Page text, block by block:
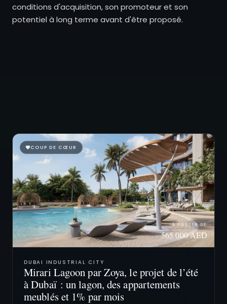
conditions d'acquisition, son promoteur et son
potentiel à long terme avant d'être proposé.
COUP DE CŒUR
À PARTIR DE
565 000 AED
DUBAI INDUSTRIAL CITY
Mirari Lagoon par Zoya, le projet de l’été
à Dubaï : un lagon, des appartements
meublés et 1⁠% par mois